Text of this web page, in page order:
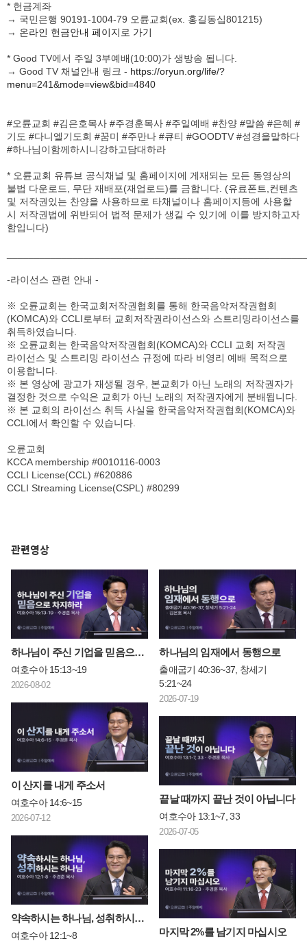
두려워하지 말라 내일 이맘때에 내가 그들을 이스라엘 앞에
넘겨 주어 몰살시키리니 너는 그들의 말 뒷발의 힘줄을
끊고 그들의 병거를 불사르라 하시니라
갑자기 습격할 때에
여호와께서 그들을 이스라엘의 손에 넘겨 주셨기 때문에
아니하고 쳐죽이고
9
여호수아가 여호와께서 자기에게 명령하신 대로 행하여
그들의 말 뒷발의 힘줄을 끊고 그들의 병거를 불로
10 하솔은 본래 그 모든 나라의 머리였더니 그 때에
여호수아가 돌아와서 하솔을 취하고 그 왕을 칼날로
쳐죽이고
11 그 가운데 모든 사람을 칼날로 쳐서 진멸하여 호흡이 있는
것과 같이 하였으되
이스라엘이 불사르지 아니하였으며
14 이 성읍들의 모든 재물과 가축은 이스라엘 자손들이
탈취하고 모든 사람은 칼날로 쳐서 멸하여 호흡이 있는
자는 하나도 남기지 아니하였으니
15 여호와께서 그의 종 모세에게 명령하신 것을 모세는
여호수아에게 명령하였고 여호수아는 그대로 행하여
여호와께서 모세에게 명하신 모든 것을 하나도 행하지
아니한 것이 없었더라
* 헌금계좌
→ 국민은행 90191-1004-79 오륜교회(ex. 홍길동십801215)
→ 온라인 헌금안내 페이지로 가기
* Good TV에서 주일 3부예배(10:00)가 생방송 됩니다.
→ Good TV 채널안내 링크 - https://oryun.org/life/?
menu=241&mode=view&bid=4840
#오륜교회 #김은호목사 #주경훈목사 #주일예배 #찬양 #말씀 #은혜 #
기도 #다니엘기도회 #꿈미 #주만나 #큐티 #GOODTV #성경을말하다
#하나님이함께하시니강하고담대하라
* 오륜교회 유튜브 공식채널 및 홈페이지에 게재되는 모든 동영상의
불법 다운로드, 무단 재배포(재업로드)를 금합니다. (유료폰트,컨텐츠
및 저작권있는 찬양을 사용하므로 타채널이나 홈페이지등에 사용할
시 저작권법에 위반되어 법적 문제가 생길 수 있기에 이를 방지하고자
함입니다)
-라이선스 관련 안내 -
※ 오륜교회는 한국교회저작권협회를 통해 한국음악저작권협회
(KOMCA)와 CCLI로부터 교회저작권라이선스와 스트리밍라이선스를
취득하였습니다.
※ 오륜교회는 한국음악저작권협회(KOMCA)와 CCLI 교회 저작권
라이선스 및 스트리밍 라이선스 규정에 따라 비영리 예배 목적으로
이용합니다.
※ 본 영상에 광고가 재생될 경우, 본교회가 아닌 노래의 저작권자가
결정한 것으로 수익은 교회가 아닌 노래의 저작권자에게 분배됩니다.
※ 본 교회의 라이선스 취득 사실을 한국음악저작권협회(KOMCA)와
CCLI에서 확인할 수 있습니다.
오륜교회
KCCA membership #0010116-0003
CCLI License(CCL) #620886
CCLI Streaming License(CSPL) #80299
관련영상
하나님이 주신 기업을 믿음으로 차지하라
여호수아 15:13~19
2026-08-02
하나님의 임재에서 동행으로
출애굽기 40:36~37, 창세기
5:21~24
2026-07-19
이 산지를 내게 주소서
여호수아 14:6~15
2026-07-12
끝날 때까지 끝난 것이 아닙니다
여호수아 13:1~7, 33
2026-07-05
약속하시는 하나님, 성취하시는 하나님
여호수아 12:1~8 마지막 2%를 남기지 마십시오